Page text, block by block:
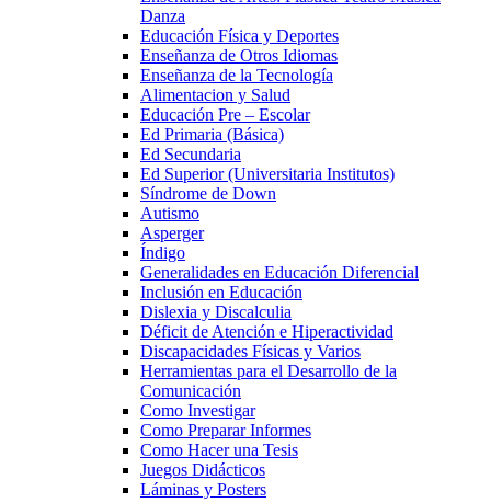
Danza
Educación Física y Deportes
Enseñanza de Otros Idiomas
Enseñanza de la Tecnología
Alimentacion y Salud
Educación Pre – Escolar
Ed Primaria (Básica)
Ed Secundaria
Ed Superior (Universitaria Institutos)
Síndrome de Down
Autismo
Asperger
Índigo
Generalidades en Educación Diferencial
Inclusión en Educación
Dislexia y Discalculia
Déficit de Atención e Hiperactividad
Discapacidades Físicas y Varios
Herramientas para el Desarrollo de la
Comunicación
Como Investigar
Como Preparar Informes
Como Hacer una Tesis
Juegos Didácticos
Láminas y Posters